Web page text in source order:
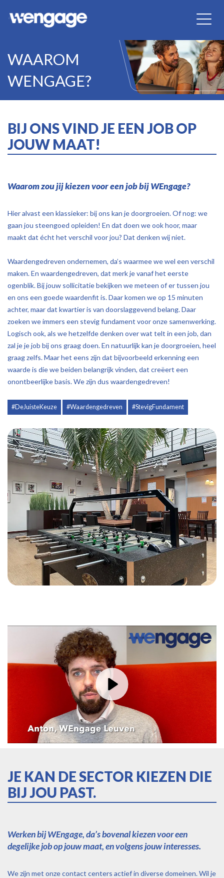
WAAROM
WENGAGE?
BIJ ONS VIND JE EEN JOB OP
JOUW MAAT!
Waarom zou jij kiezen voor een job bij WEngage?
Hier alvast een klassieker: bij ons kan je doorgroeien. Of nog: we
gaan jou steengoed opleiden! En dat doen we ook hoor, maar
maakt dat écht het verschil voor jou? Dat denken wij niet.
Waardengedreven ondernemen, da’s waarmee we wel een verschil
maken. En waardengedreven, dat merk je vanaf het eerste
ogenblik. Bij jouw sollicitatie bekijken we meteen of er tussen jou
en ons een goede waardenfit is. Daar komen we op 15 minuten
achter, maar dat kwartier is van doorslaggevend belang. Daar
zoeken we immers een stevig fundament voor onze samenwerking.
Logisch ook, als we hetzelfde denken over wat telt in een job, dan
zal je je job bij ons graag doen. En natuurlijk kan je doorgroeien, heel
graag zelfs. Maar het eens zijn dat bijvoorbeeld erkenning een
waarde is die we beiden belangrijk vinden, dat creëert een
onontbeerlijke basis. We zijn dus waardengedreven!
#DeJuisteKeuze #Waardengedreven #StevigFundament
Play
JE KAN DE SECTOR KIEZEN DIE
BIJ JOU PAST.
Werken bij WEngage, da’s bovenal kiezen voor een
degelijke job op jouw maat, en volgens jouw interesses.
We zijn met onze contact centers actief in diverse domeinen. Wil je